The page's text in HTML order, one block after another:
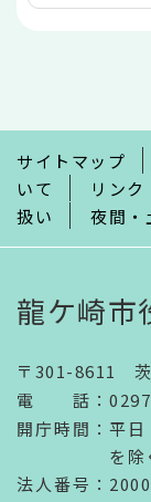
で
サイトマップ
いて
リン
扱い
夜間・
龍ケ崎市
〒301-8611 茨
電話 ：
開庁時間 ： 平日
を除
法人番号 ：